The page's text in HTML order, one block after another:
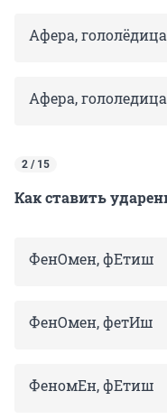
Афера, гололёдица
Афера, гололедица
2 / 15
Как ставить
ФенОмен, фЕтиш
ФенОмен, фетИш
ФеномЕн, фЕтиш